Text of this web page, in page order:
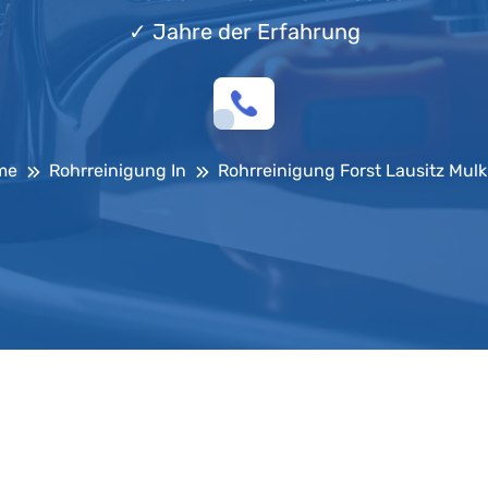
✓Jahre der Erfahrung
Rohrreinigung In Rohrreinigung Forst Lausitz